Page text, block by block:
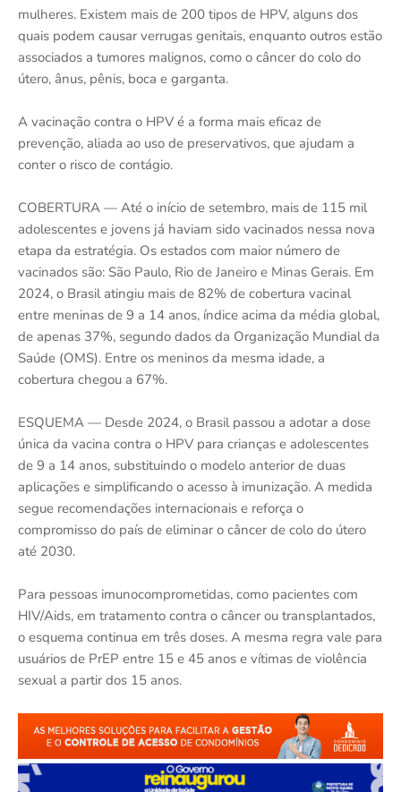
mulheres. Existem mais de 200 tipos de HPV, alguns dos
quais podem causar verrugas genitais, enquanto outros estão
associados a tumores malignos, como o câncer do colo do
útero, ânus, pênis, boca e garganta.
A vacinação contra o HPV é a forma mais eficaz de
prevenção, aliada ao uso de preservativos, que ajudam a
conter o risco de contágio.
COBERTURA — Até o início de setembro, mais de 115 mil
adolescentes e jovens já haviam sido vacinados nessa nova
etapa da estratégia. Os estados com maior número de
vacinados são: São Paulo, Rio de Janeiro e Minas Gerais. Em
2024, o Brasil atingiu mais de 82% de cobertura vacinal
entre meninas de 9 a 14 anos, índice acima da média global,
de apenas 37%, segundo dados da Organização Mundial da
Saúde (OMS). Entre os meninos da mesma idade, a
cobertura chegou a 67%.
ESQUEMA — Desde 2024, o Brasil passou a adotar a dose
única da vacina contra o HPV para crianças e adolescentes
de 9 a 14 anos, substituindo o modelo anterior de duas
aplicações e simplificando o acesso à imunização. A medida
segue recomendações internacionais e reforça o
compromisso do país de eliminar o câncer de colo do útero
até 2030.
Para pessoas imunocomprometidas, como pacientes com
HIV/Aids, em tratamento contra o câncer ou transplantados,
o esquema continua em três doses. A mesma regra vale para
usuários de PrEP entre 15 e 45 anos e vítimas de violência
sexual a partir dos 15 anos.